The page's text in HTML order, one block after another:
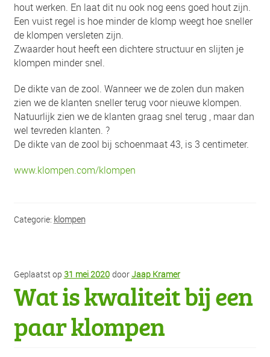
hout werken. En laat dit nu ook nog eens goed hout zijn.
Een vuist regel is hoe minder de klomp weegt hoe sneller
de klompen versleten zijn.
Zwaarder hout heeft een dichtere structuur en slijten je
klompen minder snel.
De dikte van de zool. Wanneer we de zolen dun maken
zien we de klanten sneller terug voor nieuwe klompen.
Natuurlijk zien we de klanten graag snel terug , maar dan
wel tevreden klanten. ?
De dikte van de zool bij schoenmaat 43, is 3 centimeter.
www.klompen.com/klompen
Categorie: klompen
Geplaatst op 31 mei 2020 doorJaap Kramer
Wat is kwaliteit bij een
paar klompen